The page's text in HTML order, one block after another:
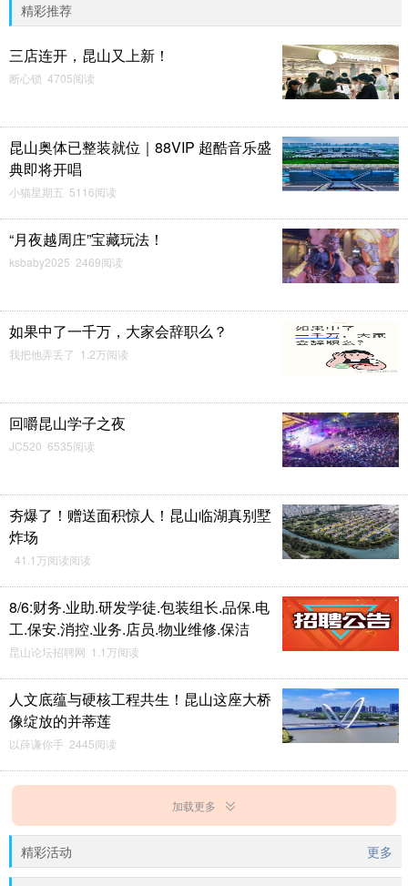
精彩推荐
三店连开，昆山又上新！
断心锁 4705阅读
昆山奥体已整装就位｜88VIP 超酷音乐盛
典即将开唱
小猫星期五 5116阅读
“月夜越周庄”宝藏玩法！
ksbaby2025 2469阅读
如果中了一千万，大家会辞职么？
我把他弄丢了 1.2万阅读
回嚼昆山学子之夜
JC520 6535阅读
夯爆了！赠送面积惊人！昆山临湖真别墅
炸场
41.1万阅读阅读
8/6:财务.业助.研发学徒.包装组长.品保.电
工.保安.消控.业务.店员.物业维修.保洁
昆山论坛招聘网 1.1万阅读
人文底蕴与硬核工程共生！昆山这座大桥
像绽放的并蒂莲
以薛谦你手 2445阅读
加载更多
精彩活动 更多